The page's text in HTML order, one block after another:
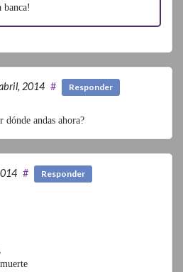
banca!
2014 # Responder
andas ahora?
# Responder